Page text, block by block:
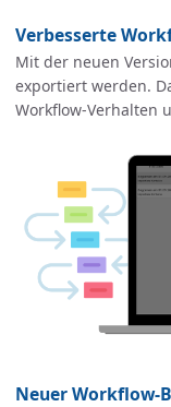
Verbesserte
Mit der neuen
exportiert werden.
Workflow-Verhalten
Neuer Workflow-